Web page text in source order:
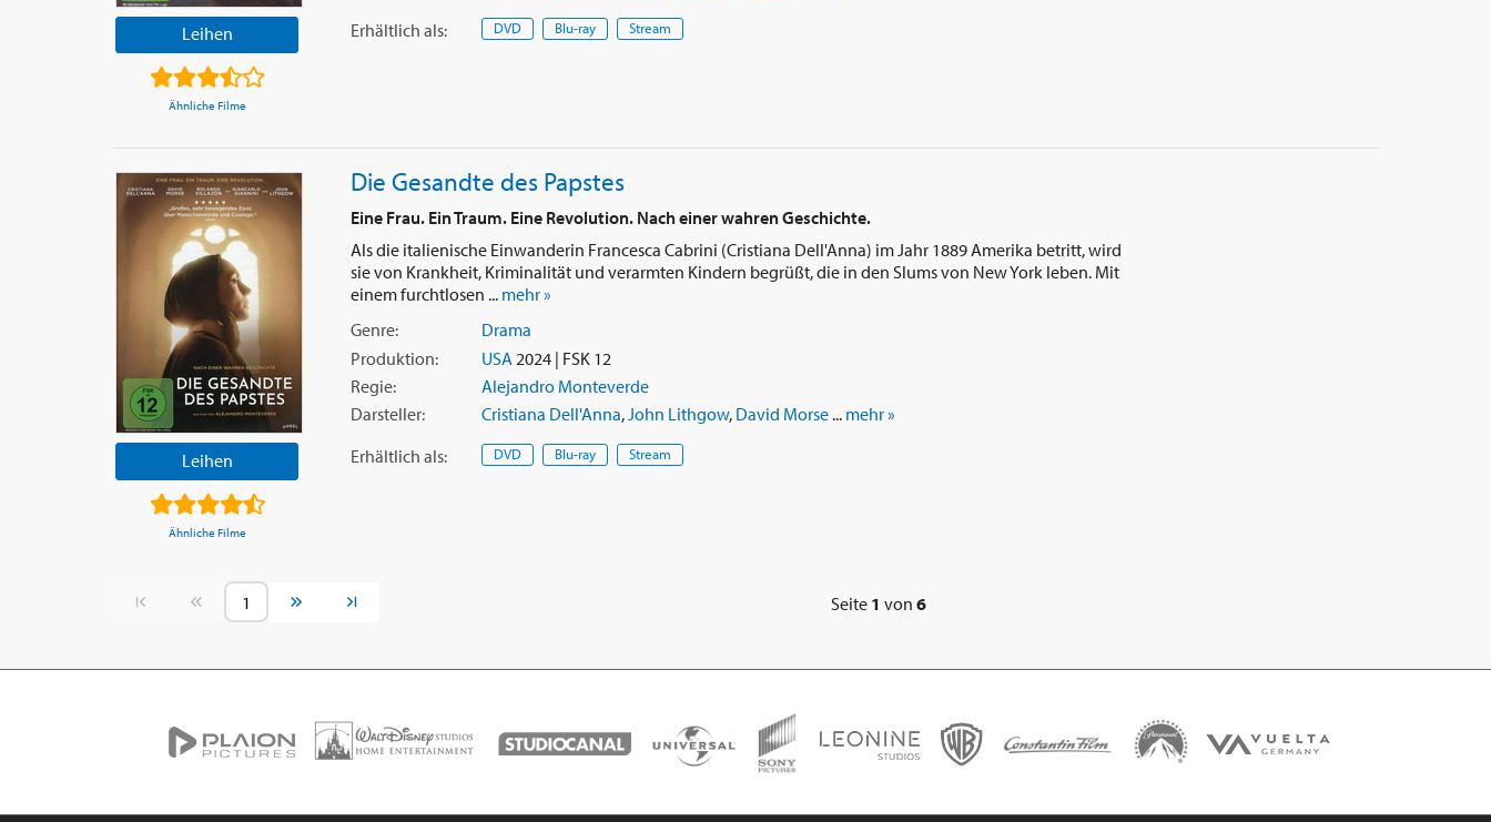
Leihen
Ähnliche Filme
Erhältlich als: DVD Blu-ray Stream
Leihen
Ähnliche Filme
Die Gesandte des Papstes
Eine Frau. Ein Traum. Eine Revolution. Nach einer wahren Geschichte.
Als die italienische Einwanderin Francesca Cabrini (Cristiana Dell'Anna) im Jahr 1889 Amerika betritt, wird
sie von Krankheit, Kriminalität und verarmten Kindern begrüßt, die in den Slums von New York leben. Mit
einem furchtlosen ... mehr »
Genre:
Drama
Produktion:
USA 2024 | FSK 12
Regie:
Alejandro Monteverde
Darsteller:
Cristiana Dell'Anna, John Lithgow, David Morse... mehr »
Erhältlich als: DVD Blu-ray Stream
Vorherige Seite Nächste Seite Seite 1 von 6